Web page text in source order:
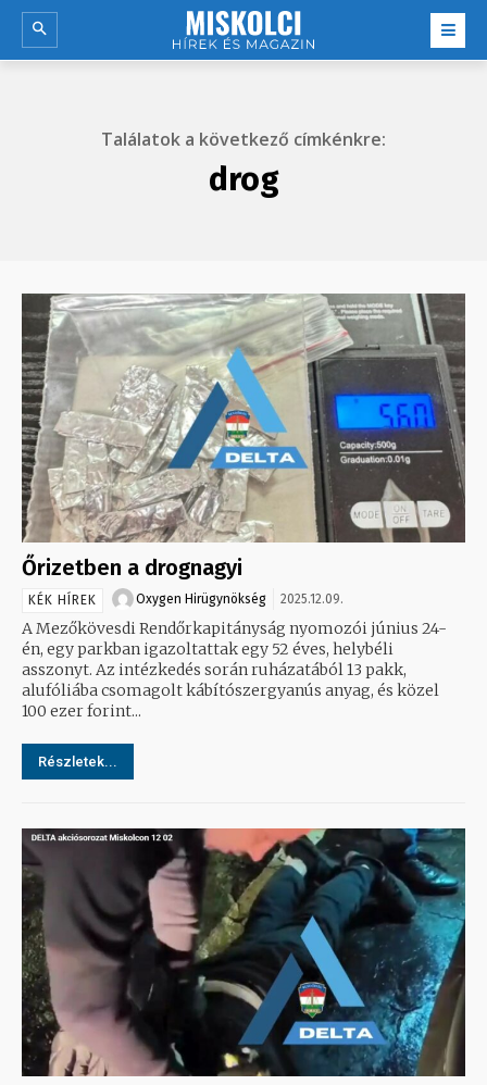
Találatok a következő címkénkre:
drog
Őrizetben a drognagyi
KÉK HÍREK Oxygen Hirügynökség 2025.12.09.
A Mezőkövesdi Rendőrkapitányság nyomozói június 24-
én, egy parkban igazoltattak egy 52 éves, helybéli
asszonyt. Az intézkedés során ruházatából 13 pakk,
alufóliába csomagolt kábítószergyanús anyag, és közel
100 ezer forint...
Részletek...